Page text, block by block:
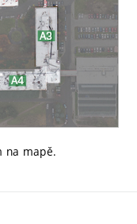
na mapě.